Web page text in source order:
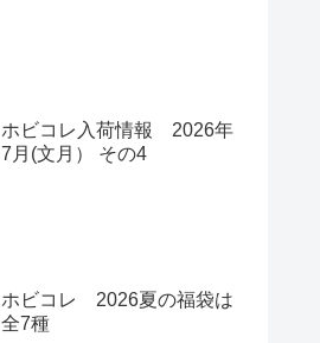
ホビコレ入荷情報 2026年
7月(文月） その4
ホビコレ 2026夏の福袋は
全7種